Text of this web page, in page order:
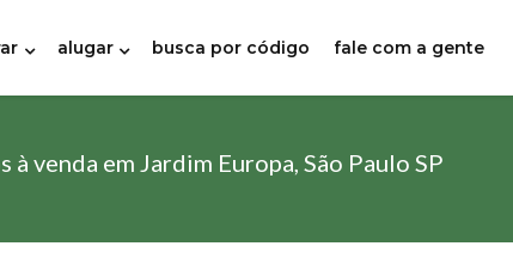
alugar busca por código fale com a gente
venda em Jardim Europa, São Paulo SP